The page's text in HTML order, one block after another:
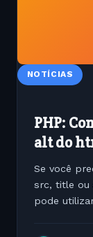
NOTÍCIAS
PHP:
alt do
Se você
src, title ou
pode